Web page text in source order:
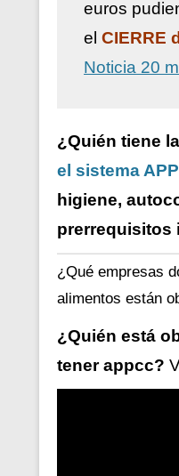
euros
el CIERRE
Noticia 20
¿Quién tiene la
el sistema
higiene,
¿Qué empresas
alimentos están
¿Quién está
tenerappcc?